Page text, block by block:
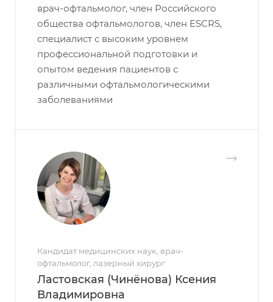
врач-офтальмолог, член Российского
общества офтальмологов, член ESCRS,
специалист с высоким уровнем
профессиональной подготовки и
опытом ведения пациентов с
различными офтальмологическими
заболеваниями
Кандидат медицинских наук, врач-
офтальмолог, лазерный хирург
Ластовская (Чинёнова) Ксения
Владимировна